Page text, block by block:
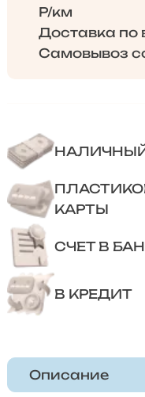
Р/км
Доставка по
Самовывоз
КАРТЫ
СЧЕТ В
В КРЕДИТ
Описание